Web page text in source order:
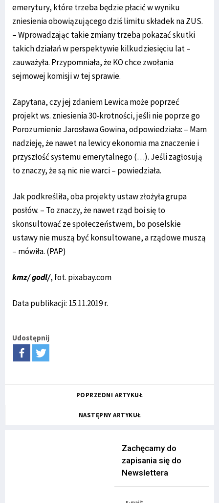
emerytury, które trzeba będzie płacić w wyniku
zniesienia obowiązującego dziś limitu składek na ZUS.
– Wprowadzając takie zmiany trzeba pokazać skutki
takich działań w perspektywie kilkudziesięciu lat –
zauważyła. Przypomniała, że KO chce zwołania
sejmowej komisji w tej sprawie.
Zapytana, czy jej zdaniem Lewica może poprzeć
projekt ws. zniesienia 30-krotności, jeśli nie poprze go
Porozumienie Jarosława Gowina, odpowiedziała: – Mam
nadzieję, że nawet na lewicy ekonomia ma znaczenie i
przyszłość systemu emerytalnego (…). Jeśli zagłosują
to znaczy, że są nic nie warci – powiedziała.
Jak podkreśliła, oba projekty ustaw złożyła grupa
posłów. – To znaczy, że nawet rząd boi się to
skonsultować ze społeczeństwem, bo poselskie
ustawy nie muszą być konsultowane, a rządowe muszą
– mówiła. (PAP)
kmz/ godl/, fot. pixabay.com
Data publikacji: 15.11.2019 r.
Udostępnij
POPRZEDNI ARTYKUŁ
NASTĘPNY ARTYKUŁ
Zachęcamy do
zapisania się do
Newslettera